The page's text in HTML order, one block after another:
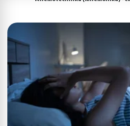
Wykorzystywanie ograniczonych
Tworzenie profili w celu
reklam
Wykorzystanie profili do wyboru
spersonalizowanych reklam
Tworzenie profili w celu